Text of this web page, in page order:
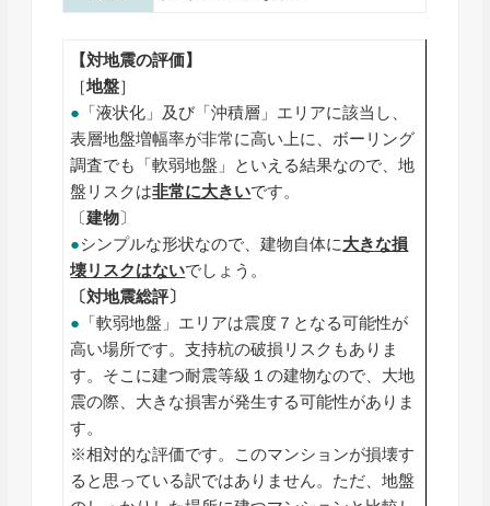
【対地震の評価】
［地盤］
● 「液状化」及び「沖積層」エリアに該当し、
表層地盤増幅率が非常に高い上に、ボーリング
調査でも「軟弱地盤」といえる結果なので、地
盤リスクは非常に大きいです。
〔建物〕
●シンプルな形状なので、建物自体に大きな損
壊リスクはないでしょう。
〔対地震総評〕
● 「軟弱地盤」エリアは震度７となる可能性が
高い場所です。支持杭の破損リスクもありま
す。そこに建つ耐震等級１の建物なので、大地
震の際、大きな損害が発生する可能性がありま
す。
※相対的な評価です。このマンションが損壊す
ると思っている訳ではありません。ただ、地盤